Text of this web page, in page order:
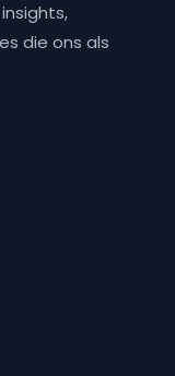
die ons als